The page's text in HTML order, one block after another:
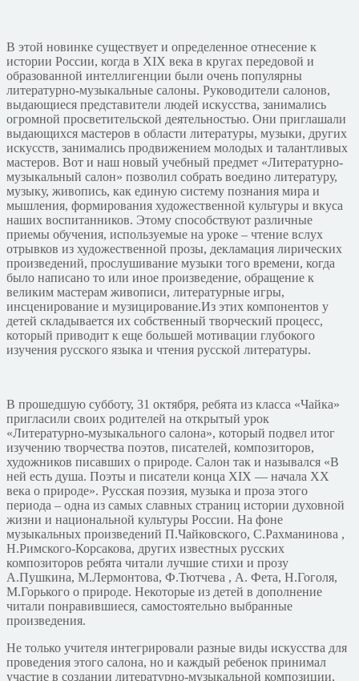
В этой новинке существует и определенное отнесение к
истории России, когда в XIX века в кругах передовой и
образованной интеллигенции были очень популярны
литературно-музыкальные салоны. Руководители салонов,
выдающиеся представители людей искусства, занимались
огромной просветительской деятельностью. Они приглашали
выдающихся мастеров в области литературы, музыки, других
искусств, занимались продвижением молодых и талантливых
мастеров. Вот и наш новый учебный предмет «Литературно-
музыкальный салон» позволил собрать воедино литературу,
музыку, живопись, как единую систему познания мира и
мышления, формирования художественной культуры и вкуса
наших воспитанников. Этому способствуют различные
приемы обучения, используемые на уроке – чтение вслух
отрывков из художественной прозы, декламация лирических
произведений, прослушивание музыки того времени, когда
было написано то или иное произведение, обращение к
великим мастерам живописи, литературные игры,
инсценирование и музицирование.Из этих компонентов у
детей складывается их собственный творческий процесс,
который приводит к еще большей мотивации глубокого
изучения русского языка и чтения русской литературы.
В прошедшую субботу, 31 октября, ребята из класса «Чайка»
пригласили своих родителей на открытый урок
«Литературно-музыкального салона», который подвел итог
изучению творчества поэтов, писателей, композиторов,
художников писавших о природе. Салон так и назывался «В
ней есть душа. Поэты и писатели конца XIX — начала XX
века о природе». Русская поэзия, музыка и проза этого
периода – одна из самых славных страниц истории духовной
жизни и национальной культуры России. На фоне
музыкальных произведений П.Чайковского, С.Рахманинова ,
Н.Римского-Корсакова, других известных русских
композиторов ребята читали лучшие стихи и прозу
А.Пушкина, М.Лермонтова, Ф.Тютчева , А. Фета, Н.Гоголя,
М.Горького о природе. Некоторые из детей в дополнение
читали понравившиеся, самостоятельно выбранные
произведения.
Не только учителя интегрировали разные виды искусства для
проведения этого салона, но и каждый ребенок принимал
участие в создании литературно-музыкальной композиции,